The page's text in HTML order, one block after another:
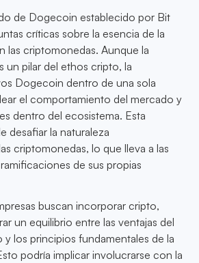
de Dogecoin establecido por Bit
críticas sobre la esencia de la
las criptomonedas. Aunque la
un pilar del ethos cripto, la
Dogecoin dentro de una sola
el comportamiento del mercado y
dentro del ecosistema. Esta
desafiar la naturaleza
criptomonedas, lo que lleva a las
de sus propias
buscan incorporar cripto,
un equilibrio entre las ventajas del
los principios fundamentales de la
podría implicar involucrarse con la